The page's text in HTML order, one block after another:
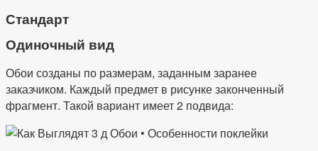
Стандарт
Одиночный вид
Обои созданы по размерам, заданным заранее
заказчиком. Каждый предмет в рисунке законченный
фрагмент. Такой вариант имеет 2 подвида: